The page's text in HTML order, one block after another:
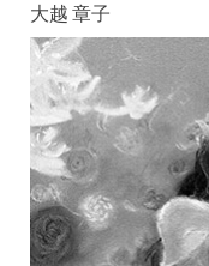
大越 章子